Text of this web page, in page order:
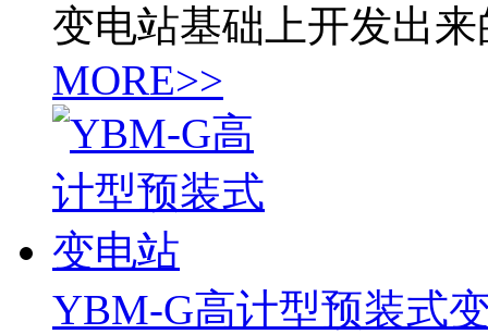
变电站基础上开发出
MORE>>
YBM-G高计型预装式